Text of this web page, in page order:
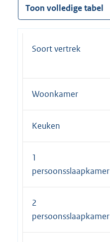
Toon volledige tabel
Soort vertrek
Woonkamer
Keuken
1
persoonsslaapkamer
2
persoonsslaapkamer